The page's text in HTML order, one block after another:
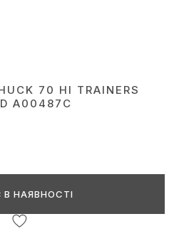
70 HI TRAINERS
A00487C
НАЯВНОСТІ